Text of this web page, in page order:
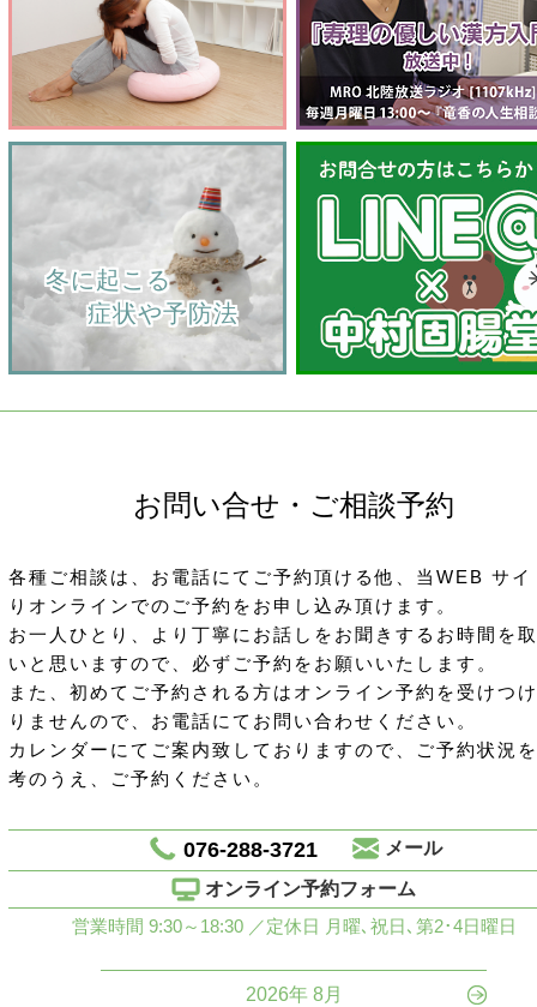
    冬に起こる
         症状や予防法
お問い合せ・ご相談予約
各種ご相談は、お電話にてご予約頂ける他、当WEB サイ
りオンラインでのご予約をお申し込み頂けます。
お一人ひとり、より丁寧にお話しをお聞きするお時間を
いと思いますので、必ずご予約をお願いいたします。
また、初めてご予約される方はオンライン予約を受けつ
りませんので、お電話にてお問い合わせください。
カレンダーにてご案内致しておりますので、ご予約状況
考のうえ、ご予約ください。
076-288-3721
メール
オンライン予約フォーム
営業時間 9:30～18:30 ／定休日 月曜､祝日､第2･4日曜日
2026年 8月